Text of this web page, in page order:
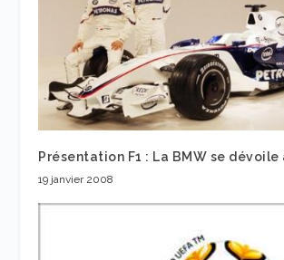
Présentation F1 : La BMW se dévoile
19 janvier 2008